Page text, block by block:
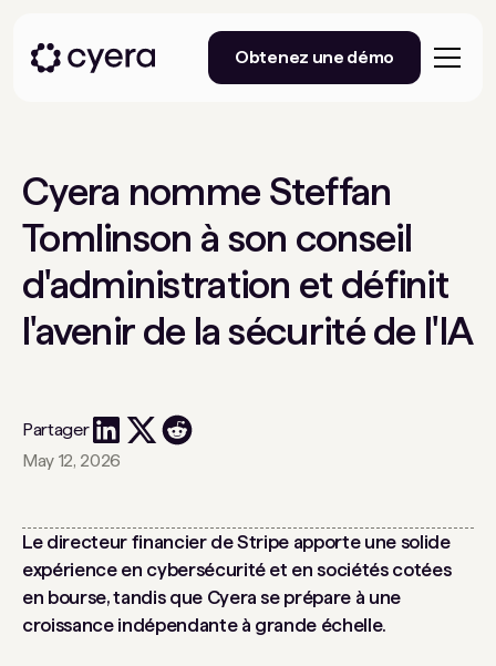
Obtenez une démo
Cyera nomme Steffan
Tomlinson à son conseil
d'administration et définit
l'avenir de la sécurité de l'IA
May 12, 2026
Partager
Le directeur financier de Stripe apporte une solide
expérience en cybersécurité et en sociétés cotées
en bourse, tandis que Cyera se prépare à une
croissance indépendante à grande échelle.